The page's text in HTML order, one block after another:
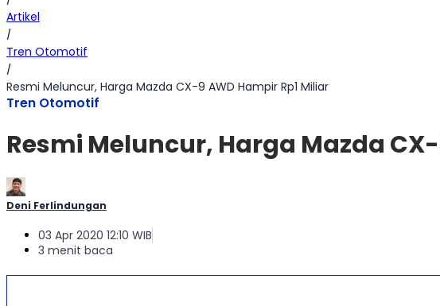
Artikel
/
Tren Otomotif
/
Resmi Meluncur, Harga Mazda CX-9 AWD Hampir Rp1 Miliar
Tren Otomotif
Resmi Meluncur, Harga Mazda
Deni Ferlindungan
03 Apr 2020 12:10 WIB
3 menit baca